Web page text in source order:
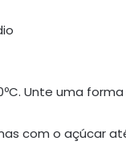
Unte uma
com o açúcar